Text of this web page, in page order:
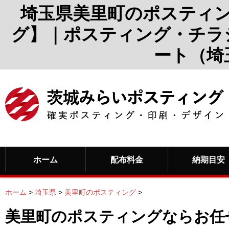
埼玉県美里町のポスティ
グ】｜ポスティング・チ
ート（
ホーム 配布料金 納期目安
ホーム > 埼玉県 > 美里町のポスティング >
美里町のポスティングならお